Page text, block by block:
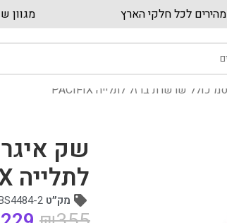
לתלייה PACIFIX
מק״ט BS4484-2
משלוחים מהירים לכל חלקי הארץ